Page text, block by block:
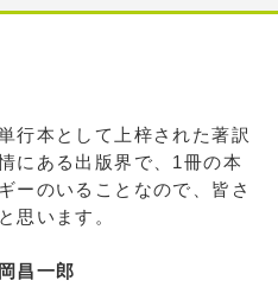
行本として上梓された著訳
にある出版界で、1冊の本
ーのいることなので、皆さ
思います。
昌一郎